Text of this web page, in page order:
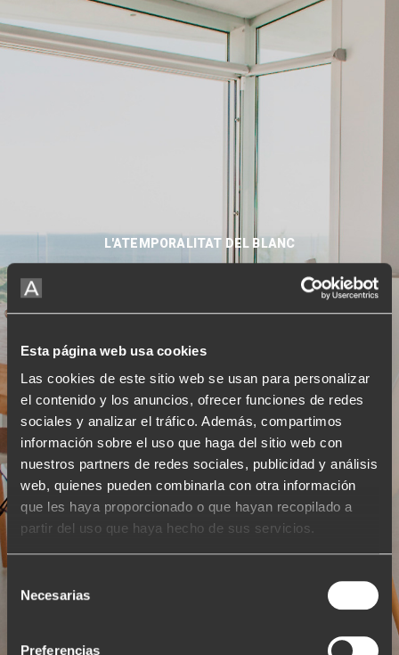
Esta página web usa cookies
Las cookies de este sitio web se usan para personalizar
el contenido y los anuncios, ofrecer funciones de redes
sociales y analizar el tráfico. Además, compartimos
información sobre el uso que haga del sitio web con
nuestros partners de redes sociales, publicidad y análisis
web, quienes pueden combinarla con otra información
que les haya proporcionado o que hayan recopilado a
partir del uso que haya hecho de sus servicios.
Selección
Necesarias
Preferencias
L'ATEMPORALITAT DEL BLANC